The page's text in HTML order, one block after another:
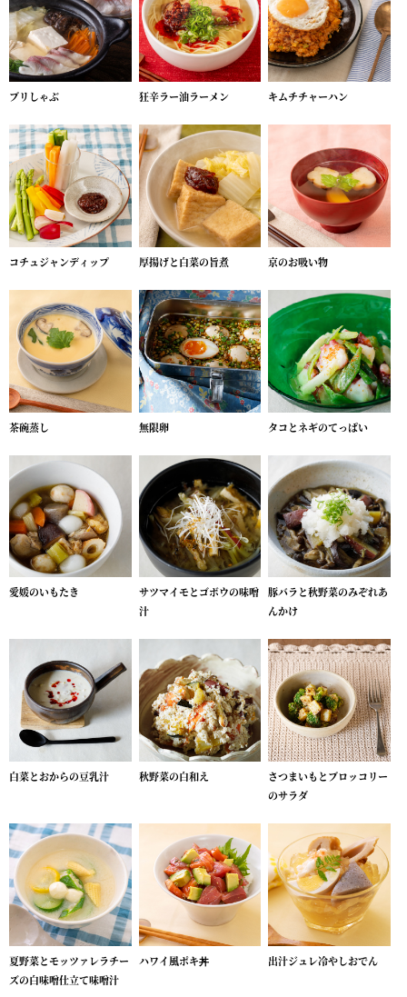
ブリしゃぶ 狂辛ラー油ラーメン キムチチャーハン
コチュジャンディップ 厚揚げと白菜の旨煮 京のお吸い物
茶碗蒸し 無限卵 タコとネギのてっぱい
愛媛のいもたき
サツマイモとゴボウの味噌
汁
豚バラと秋野菜のみぞれあ
んかけ
白菜とおからの豆乳汁 秋野菜の白和え
さつまいもとブロッコリー
のサラダ
夏野菜とモッツァレラチー
ズの白味噌仕立て味噌汁
ハワイ風ポキ丼 出汁ジュレ冷やしおでん